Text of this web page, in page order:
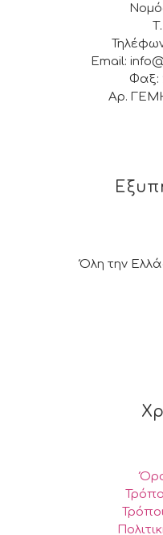
Email:
Φαξ:
Αρ.
Όλη την